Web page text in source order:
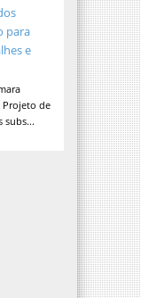
para
e
de
subs...